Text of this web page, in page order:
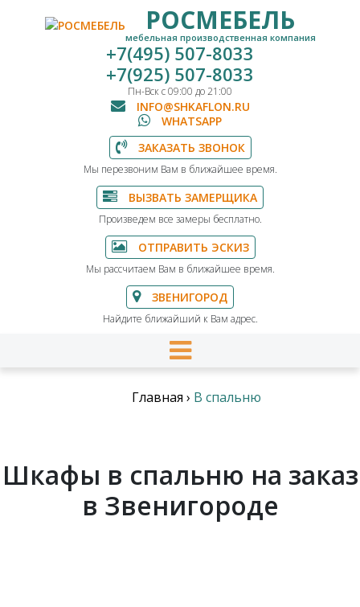
РОСМЕБЕЛЬ
мебельная производственная компания
+7(495) 507-8033
+7(925) 507-8033
Пн-Вск с 09:00 до 21:00
INFO@SHKAFLON.RU
WHATSAPP
ЗАКАЗАТЬ ЗВОНОК
Мы перезвоним Вам в ближайшее время.
ВЫЗВАТЬ ЗАМЕРЩИКА
Произведем все замеры бесплатно.
ОТПРАВИТЬ ЭСКИЗ
Мы рассчитаем Вам в ближайшее время.
ЗВЕНИГОРОД
Найдите ближайший к Вам адрес.
Главная › В спальню
Шкафы в спальню на заказ
в Звенигороде